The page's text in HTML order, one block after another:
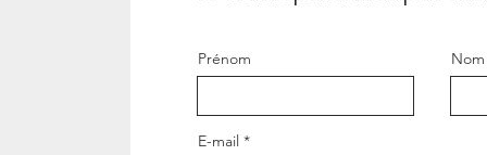
Prénom Nom
E-mail